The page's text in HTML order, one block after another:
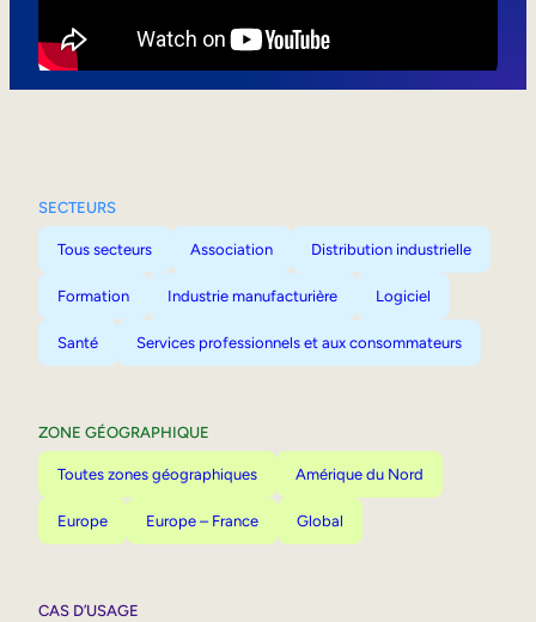
SECTEURS
Tous secteurs Association Distribution industrielle
Formation Industrie manufacturière Logiciel
Santé Services professionnels et aux consommateurs
ZONE GÉOGRAPHIQUE
Toutes zones géographiques Amérique du Nord
Europe Europe – France Global
CAS D’USAGE